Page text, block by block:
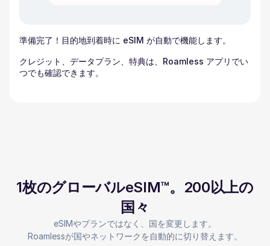
準備完了！目的地到着時に eSIM が自動で機能します。
クレジット、データプラン、特典は、Roamless アプリでい
つでも確認できます。
1枚のグローバルeSIM™。200以上の
国々
eSIMやプランではなく、国を変更します。
Roamlessが国やネットワークを自動的に切り替えます。